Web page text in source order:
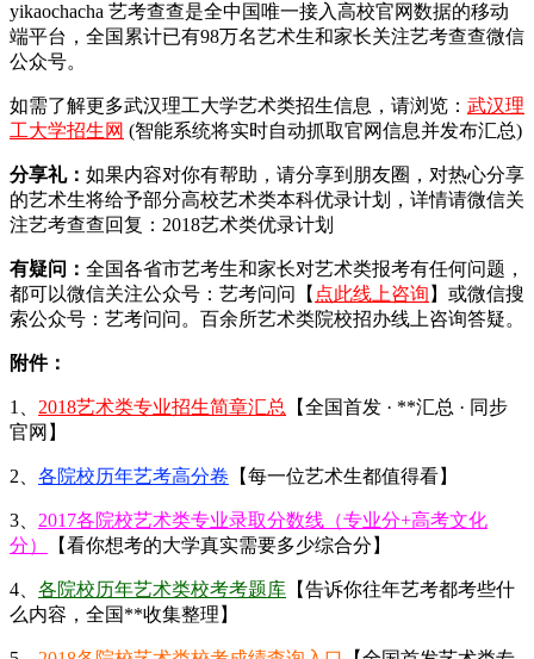
yikaochacha 艺考查查是全中国唯一接入高校官网数据的移动
端平台，全国累计已有98万名艺术生和家长关注艺考查查微信
公众号。
如需了解更多武汉理工大学艺术类招生信息，请浏览： 武汉理
工大学招生网 (智能系统将实时自动抓取官网信息并发布汇总)
分享礼： 如果内容对你有帮助，请分享到朋友圈，对热心分享
的艺术生将给予部分高校艺术类本科优录计划，详情请微信关
注艺考查查回复：2018艺术类优录计划
有疑问： 全国各省市艺考生和家长对艺术类报考有任何问题，
都可以微信关注公众号：艺考问问【 点此线上咨询 】或微信搜
索公众号：艺考问问。百余所艺术类院校招办线上咨询答疑。
附件：
1、 2018艺术类专业招生简章汇总
【全国首发 · **汇总 · 同步
官网】
2、 各院校历年艺考高分卷 【每一位艺术生都值得看】
3、 2017各院校艺术类专业录取分数线（专业分+高考文化
分）
【看你想考的大学真实需要多少综合分】
4、 各院校历年艺术类校考考题库 【告诉你往年艺考都考些什
么内容，全国**收集整理】